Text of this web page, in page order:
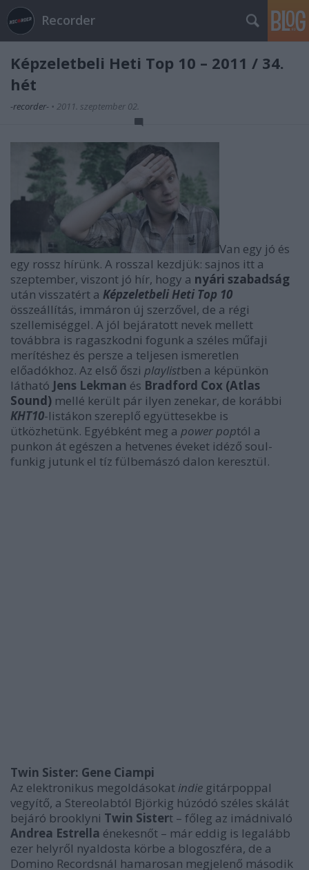
Recorder
Képzeletbeli Heti Top 10 – 2011 / 34.
hét
-recorder- • 2011. szeptember 02.
Van egy jó és
egy rossz hírünk. A rosszal kezdjük: sajnos itt a
szeptember, viszont jó hír, hogy a nyári szabadság
után visszatért a Képzeletbeli Heti Top 10
összeállítás, immáron új szerzővel, de a régi
szellemiséggel. A jól bejáratott nevek mellett
továbbra is ragaszkodni fogunk a széles műfaji
merítéshez és persze a teljesen ismeretlen
előadókhoz. Az első őszi playlistben a képünkön
látható Jens Lekman és Bradford Cox (Atlas
Sound) mellé került pár ilyen zenekar, de korábbi
KHT10-listákon szereplő együttesekbe is
ütközhetünk. Egyébként meg a power poptól a
punkon át egészen a hetvenes éveket idéző soul-
funkig jutunk el tíz fülbemászó dalon keresztül.
Twin Sister: Gene Ciampi
Az elektronikus megoldásokat indie gitárpoppal
vegyítő, a Stereolabtól Björkig húzódó széles skálát
bejáró brooklyni Twin Sistert – főleg az imádnivaló
Andrea Estrella énekesnőt – már eddig is legalább
ezer helyről nyaldosta körbe a blogoszféra, de a
Domino Recordsnál hamarosan megjelenő második